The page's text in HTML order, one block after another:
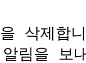
삭제
림을 보